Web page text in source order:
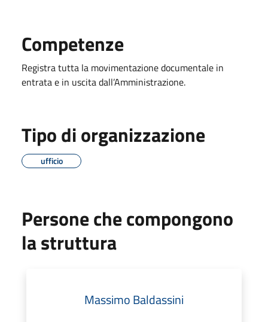
Competenze
Registra tutta la movimentazione documentale in
entrata e in uscita dall’Amministrazione.
Tipo di organizzazione
ufficio
Persone che compongono
la struttura
Massimo Baldassini